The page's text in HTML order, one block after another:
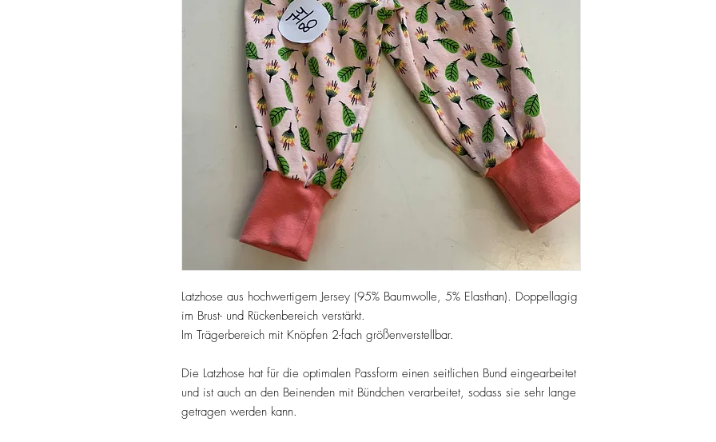
Latzhose aus hochwertigem Jersey (95% Baumwolle, 5% Elasthan). Doppellagig
im Brust- und Rückenbereich verstärkt.
Im Trägerbereich mit Knöpfen 2-fach größenverstellbar.
Die Latzhose hat für die optimalen Passform einen seitlichen Bund eingearbeitet
und ist auch an den Beinenden mit Bündchen verarbeitet, sodass sie sehr lange
getragen werden kann.